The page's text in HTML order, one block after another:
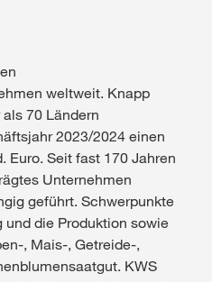
weltweit. Knapp
70 Ländern
2023/2024 einen
Euro. Seit fast 170 Jahren
Unternehmen
geführt. Schwerpunkte
die Produktion sowie
, Mais-, Getreide-,
KWS